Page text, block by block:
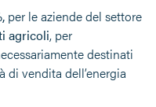
per le aziende del settore
agricoli, per
destinati
di vendita dell’energia